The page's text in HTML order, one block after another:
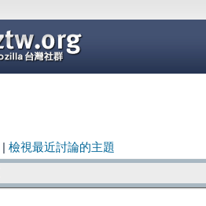
檢視最近討論的主題